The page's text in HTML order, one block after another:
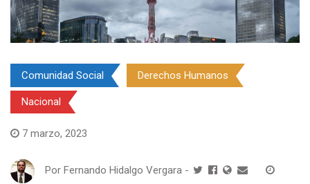
Comunidad Social Derechos Humanos
Nacional
7 marzo, 2023
Por Fernando Hidalgo Vergara -